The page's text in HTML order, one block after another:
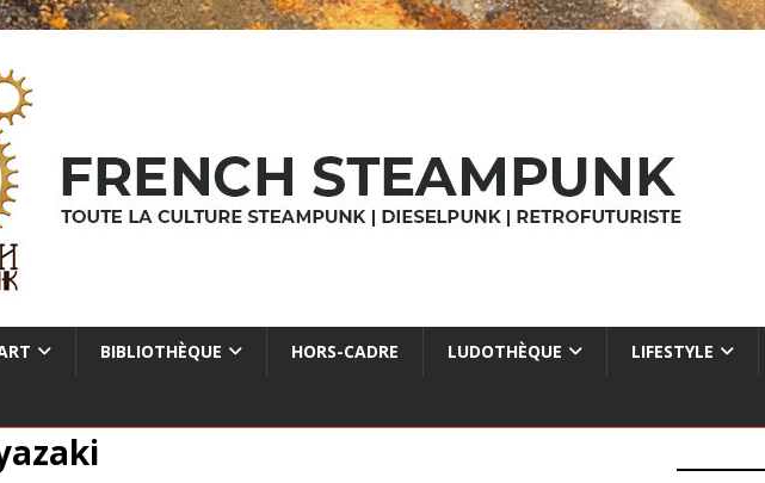
BIBLIOTHÈQUE HORS-CADRE LUDOTHÈQUE LIFESTYLE